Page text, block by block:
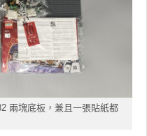
兩塊底板，兼且一張貼紙都